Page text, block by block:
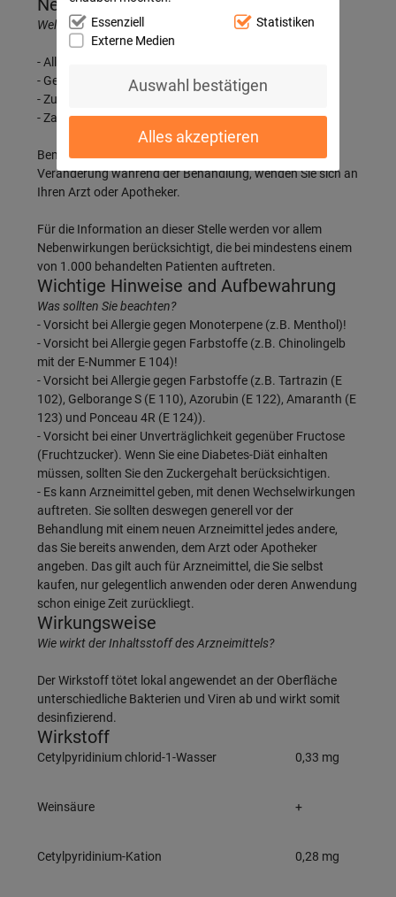
Essenziell
Statistiken
Externe Medien
Auswahl bestätigen
Alles akzeptieren
Nebenwirkungen
Welche unerwünschten Wirkungen können auftreten?
- Allergische Reaktionen
- Gestörte Wundheilung
- Zungenverfärbung
- Zahnverfärbung
Bemerken Sie eine Befindlichkeitsstörung oder
Veränderung während der Behandlung, wenden Sie sich an
Ihren Arzt oder Apotheker.
Für die Information an dieser Stelle werden vor allem
Nebenwirkungen berücksichtigt, die bei mindestens einem
von 1.000 behandelten Patienten auftreten.
Wichtige Hinweise and Aufbewahrung
Was sollten Sie beachten?
- Vorsicht bei Allergie gegen Monoterpene (z.B. Menthol)!
- Vorsicht bei Allergie gegen Farbstoffe (z.B. Chinolingelb
mit der E-Nummer E 104)!
- Vorsicht bei Allergie gegen Farbstoffe (z.B. Tartrazin (E
102), Gelborange S (E 110), Azorubin (E 122), Amaranth (E
123) und Ponceau 4R (E 124)).
- Vorsicht bei einer Unverträglichkeit gegenüber Fructose
(Fruchtzucker). Wenn Sie eine Diabetes-Diät einhalten
müssen, sollten Sie den Zuckergehalt berücksichtigen.
- Es kann Arzneimittel geben, mit denen Wechselwirkungen
auftreten. Sie sollten deswegen generell vor der
Behandlung mit einem neuen Arzneimittel jedes andere,
das Sie bereits anwenden, dem Arzt oder Apotheker
angeben. Das gilt auch für Arzneimittel, die Sie selbst
kaufen, nur gelegentlich anwenden oder deren Anwendung
schon einige Zeit zurückliegt.
Wirkungsweise
Wie wirkt der Inhaltsstoff des Arzneimittels?
Der Wirkstoff tötet lokal angewendet an der Oberfläche
unterschiedliche Bakterien und Viren ab und wirkt somit
desinfizierend.
Wirkstoff
Cetylpyridinium chlorid-1-Wasser 0,33 mg
Weinsäure +
Cetylpyridinium-Kation 0,28 mg